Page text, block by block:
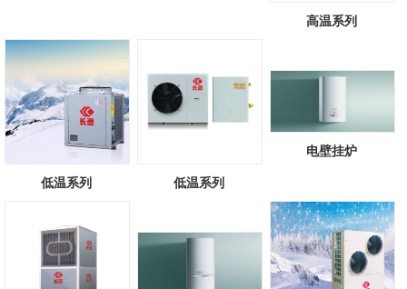
高温系列
低温系列 低温系列
电壁挂炉